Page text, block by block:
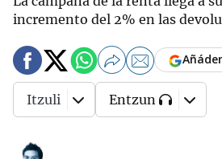
incremento del 2% en las
Itzuli Entzun